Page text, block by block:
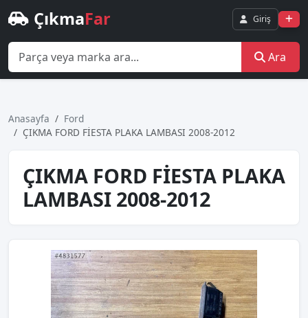
ÇıkmaFar Giriş
Ara
Anasayfa
Ford
ÇIKMA FORD FİESTA PLAKA LAMBASI 2008-2012
ÇIKMA FORD FİESTA PLAKA
LAMBASI 2008-2012